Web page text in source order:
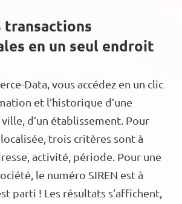
transactions
en un seul endroit
Data, vous accédez en un clic
et l’historique d’une
ville, d’un établissement. Pour
trois critères sont à
activité, période. Pour une
le numéro SIREN est à
parti ! Les résultats s’affichent,